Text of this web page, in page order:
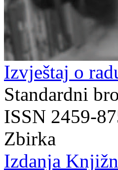
Izvještaj o
Standardni
ISSN 2459-
Zbirka
Izdanja